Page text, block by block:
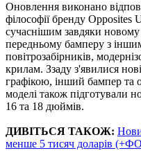
Оновлення виконано
філософії бренду Opposites
сучаснішим завдяки
передньому бамперу з
повітрозабірників,
крилам. Ззаду з'явилися
графікою, інший бампер та
моделі також підготували
16 та 18 дюймів.
ДИВІТЬСЯ ТАКОЖ:
менше 5 тисяч доларів